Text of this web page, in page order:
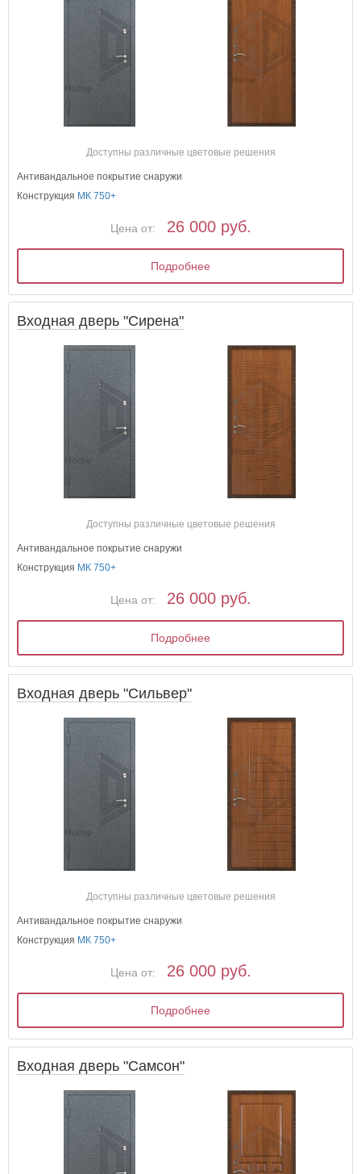
Доступны различные цветовые решения
Антивандальное покрытие снаружи
Конструкция МК 750+
Цена от: 26 000 руб.
Подробнее
Входная дверь "Сирена"
Доступны различные цветовые решения
Антивандальное покрытие снаружи
Конструкция МК 750+
Цена от: 26 000 руб.
Подробнее
Входная дверь "Сильвер"
Доступны различные цветовые решения
Антивандальное покрытие снаружи
Конструкция МК 750+
Цена от: 26 000 руб.
Подробнее
Входная дверь "Самсон"